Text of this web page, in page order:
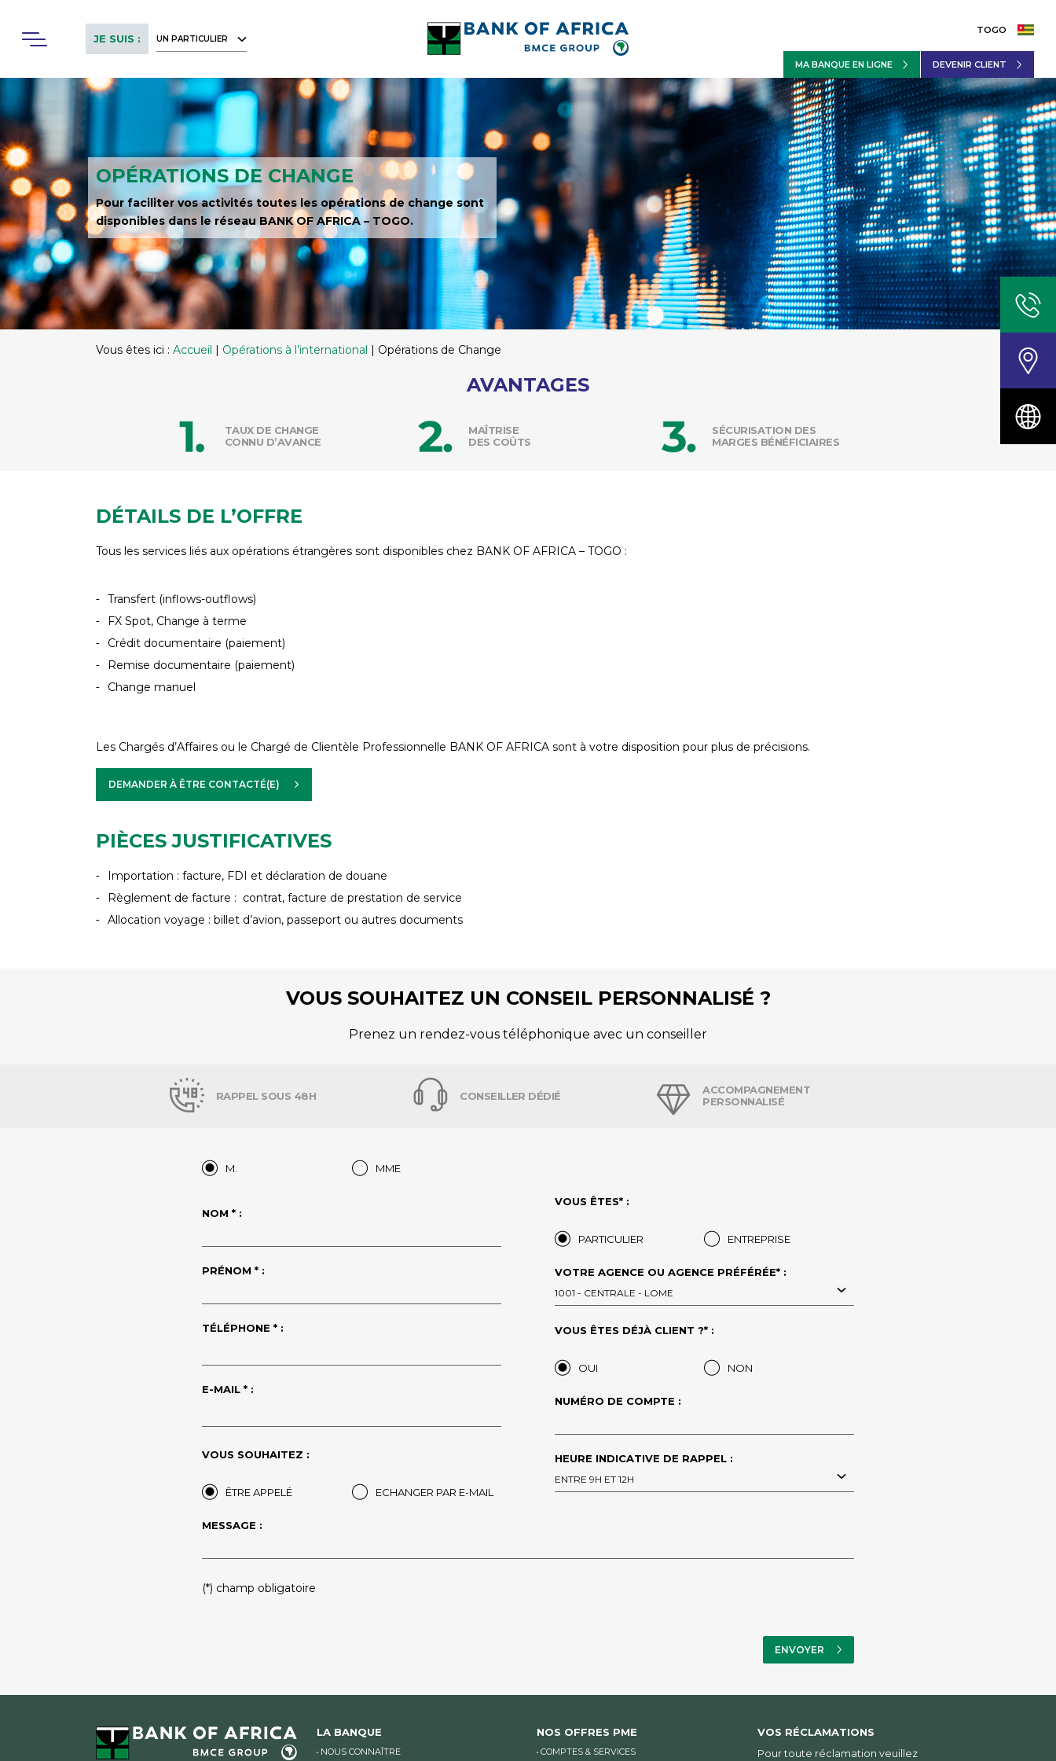
mainMenu JE SUIS : UN PARTICULIER
TOGO
DEVENIR CLIENT
MA BANQUE EN LIGNE
OPÉRATIONS DE CHANGE
Pour faciliter vos activités toutes les opérations de change sont
disponibles dans le réseau BANK OF AFRICA – TOGO.
Vous êtes ici : Accueil | Opérations à l’international | Opérations de Change
AVANTAGES
TAUX DE CHANGE
CONNU D’AVANCE
MAÎTRISE
DES COÛTS
SÉCURISATION DES
MARGES BÉNÉFICIAIRES
DÉTAILS DE L’OFFRE
Tous les services liés aux opérations étrangères sont disponibles chez BANK OF AFRICA – TOGO :
Transfert (inflows-outflows)
FX Spot, Change à terme
Crédit documentaire (paiement)
Remise documentaire (paiement)
Change manuel
Les Chargés d’Affaires ou le Chargé de Clientèle Professionnelle BANK OF AFRICA sont à votre disposition pour plus de précisions.
DEMANDER À ÊTRE CONTACTÉ(E)
PIÈCES JUSTIFICATIVES
Importation : facture, FDI et déclaration de douane
Règlement de facture : contrat, facture de prestation de service
Allocation voyage : billet d’avion, passeport ou autres documents
VOUS SOUHAITEZ UN CONSEIL PERSONNALISÉ ?
Prenez un rendez-vous téléphonique avec un conseiller
RAPPEL SOUS 48H CONSEILLER DÉDIÉ
ACCOMPAGNEMENT
PERSONNALISÉ
M. MME
NOM * :
PRÉNOM * :
TÉLÉPHONE * :
E-MAIL * :
VOUS SOUHAITEZ :
ÊTRE APPELÉ ECHANGER PAR E-MAIL
VOUS ÊTES* :
PARTICULIER ENTREPRISE
VOTRE AGENCE OU AGENCE PRÉFÉRÉE* :
1001 - CENTRALE - LOME
VOUS ÊTES DÉJÀ CLIENT ?* :
OUI NON
NUMÉRO DE COMPTE :
HEURE INDICATIVE DE RAPPEL :
ENTRE 9H ET 12H
MESSAGE :
PLEASE
LEAVE
(*) champ obligatoire
LA BANQUE
NOUS CONNAÎTRE
NOS OFFRES PME
COMPTES & SERVICES
VOS RÉCLAMATIONS
Pour toute réclamation veuillez